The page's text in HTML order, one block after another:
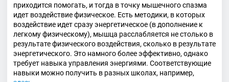
приходится помогать, и тогда в точку мышечного спазма
идет воздействие физическое. Есть методики, в которых
воздействие идет сразу энергетическое (в дополнение к
легкому физическому), мышца расслабляется не столько в
результате физического воздействия, сколько в результате
энергетического. Это намного более эффективно, однако
требует навыка управления энергиями. Соответствующие
навыки можно получить в разных школах, например,